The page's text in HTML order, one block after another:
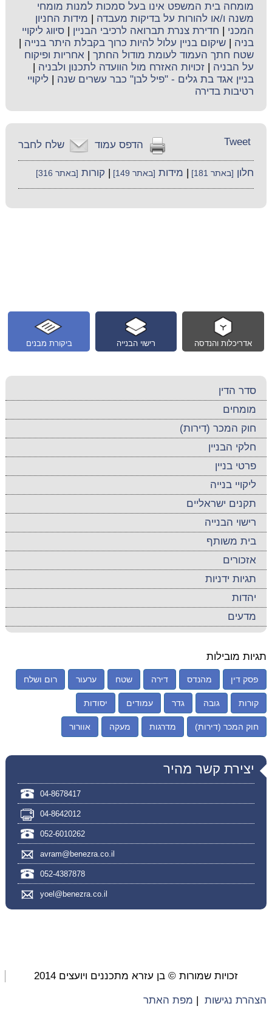
מומחה בית המשפט אינו בעל סמכות למנות מומחי
משנה ו/או להורות על בדיקות מעבדה
מידות החניון
המכני
חדירת צנרת תברואה לרכיבי הבניין |סיווג ליקויי
בניה |שיקום בניין עלול להיות כרוך בקבלת היתר בנייה
שטח חתך העמוד לעומת מודול החתך |אחריות ופיקוח
על הבניה |זכויות האזרח מול הוועדה לתכנון ולבניה
בניין אגד בת גלים - "פיל לבן" כבר עשרים שנה
ליקויי
רטיבות בדירה
שלח לחבר הדפס עמוד Tweet
חלון [באתר 181] מידות [באתר 149] קורות [באתר 316]
ביקורת מבנים רישוי הבנייה אדריכלות והנדסה
סדר הדין
מומחים
חוק המכר (דירות)
חלקי הבניין
פרטי בניין
ליקויי בנייה
תקנים ישראליים
רישוי הבנייה
בית משותף
אזכורים
תגיות ידניות
יהדות
מדעים
תגיות מובילות
פסק דין מהנדס דירה שטח ערעור רום ושלח
קורות גובה גדר עמודים יסודות
חוק המכר (דירות) מדרגות מעקה אוורור
יצירת קשר מהיר
04-8678417
04-8642012
052-6010262
avram@benezra.co.il
052-4387878
yoel@benezra.co.il
זכויות שמורות © בן עזרא מתכננים ויועצים 2014
הצהרת נגישות| מפת האתר